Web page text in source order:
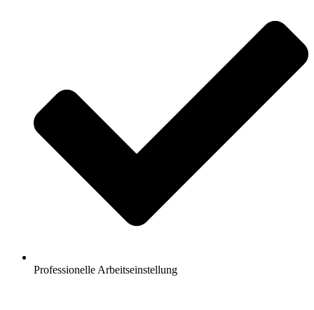
Professionelle Arbeitseinstellung